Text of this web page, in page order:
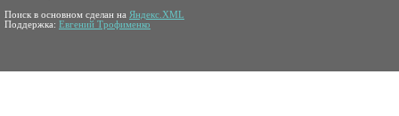
Поиск в основном сделан на Яндекс.XML
Поддержка: Евгений Трофименко